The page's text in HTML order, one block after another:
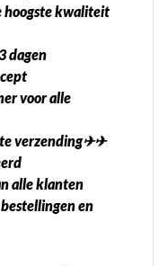
hoogste kwaliteit
dagen
voor alle
verzending✈✈
alle klanten
en